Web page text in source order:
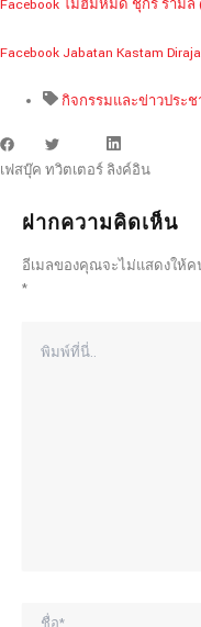
Facebook โมฮัมหมัด ชุกรี รามลี
Facebook Jabatan Kastam
กิจกรรมและข่าวประ
เฟสบุ๊ค ทวิตเตอร์ ลิงค์อิน
ฝากความคิดเห็น
อีเมลของคุณจะไม่แสดงให้
*